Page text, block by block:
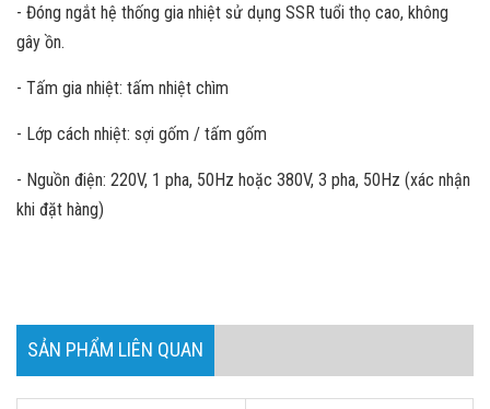
- Đóng ngắt hệ thống gia nhiệt sử dụng SSR tuổi thọ cao, không
gây ồn.
- Tấm gia nhiệt: tấm nhiệt chìm
- Lớp cách nhiệt: sợi gốm / tấm gốm
- Nguồn điện: 220V, 1 pha, 50Hz hoặc 380V, 3 pha, 50Hz (xác nhận
khi đặt hàng)
SẢN PHẨM LIÊN QUAN